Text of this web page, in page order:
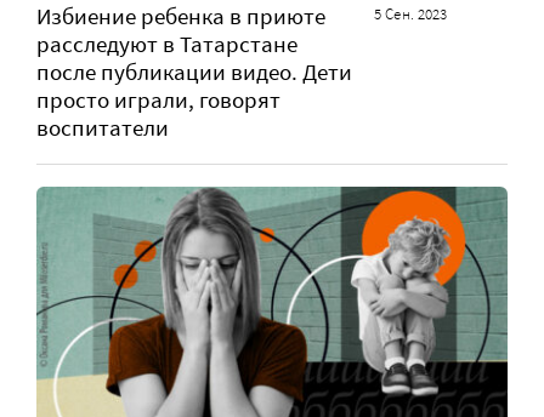
Избиение ребенка в приюте
расследуют в Татарстане
после публикации видео. Дети
просто играли, говорят
воспитатели
5 Сен. 2023